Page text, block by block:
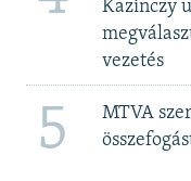
Kazinczy
vezetés
5
MTVA